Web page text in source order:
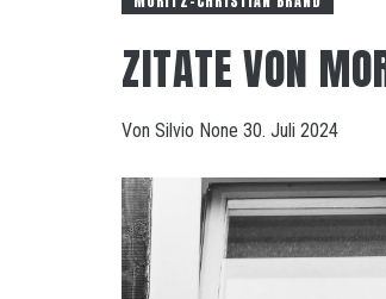
ZITATE VON
Von Silvio None 30. Juli 2024